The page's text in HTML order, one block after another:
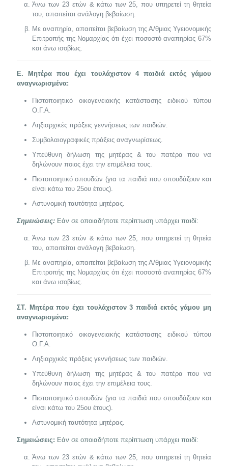
Άνω των 23 ετών & κάτω των 25, που υπηρετεί τη θητεία
του, απαιτείται ανάλογη βεβαίωση.
Με αναπηρία, απαιτείται βεβαίωση της Α/θμιας Υγειονομικής
Επιτροπής της Νομαρχίας ότι έχει ποσοστό αναπηρίας 67%
και άνω ισοβίως.
Ε. Μητέρα που έχει τουλάχιστον 4 παιδιά εκτός γάμου
αναγνωρισμένα:
Πιστοποιητικό οικογενειακής κατάστασης ειδικού τύπου
Ο.Γ.Α.
Ληξιαρχικές πράξεις γεννήσεως των παιδιών.
Συμβολαιογραφικές πράξεις αναγνωρίσεως.
Υπεύθυνη δήλωση της μητέρας & του πατέρα που να
δηλώνουν ποιος έχει την επιμέλεια τους.
Πιστοποιητικό σπουδών (για τα παιδιά που σπουδάζουν και
είναι κάτω του 25ου έτους).
Αστυνομική ταυτότητα μητέρας.
Σημειώσεις: Εάν σε οποιαδήποτε περίπτωση υπάρχει παιδί:
Άνω των 23 ετών & κάτω των 25, που υπηρετεί τη θητεία
του, απαιτείται ανάλογη βεβαίωση.
Με αναπηρία, απαιτείται βεβαίωση της Α/θμιας Υγειονομικής
Επιτροπής της Νομαρχίας ότι έχει ποσοστό αναπηρίας 67%
και άνω ισοβίως.
ΣΤ. Μητέρα που έχει τουλάχιστον 3 παιδιά εκτός γάμου μη
αναγνωρισμένα:
Πιστοποιητικό οικογενειακής κατάστασης ειδικού τύπου
Ο.Γ.Α.
Ληξιαρχικές πράξεις γεννήσεως των παιδιών.
Υπεύθυνη δήλωση της μητέρας & του πατέρα που να
δηλώνουν ποιος έχει την επιμέλεια τους.
Πιστοποιητικό σπουδών (για τα παιδιά που σπουδάζουν και
είναι κάτω του 25ου έτους).
Αστυνομική ταυτότητα μητέρας.
Σημειώσεις: Εάν σε οποιαδήποτε περίπτωση υπάρχει παιδί:
Άνω των 23 ετών & κάτω των 25, που υπηρετεί τη θητεία